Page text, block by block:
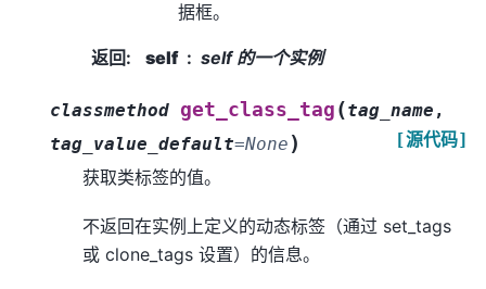
据框。
返回: self self 的一个实例
classmethod get_class_tag (tag_name ,
tag_value_default=None ) [源代码]
获取类标签的值。
不返回在实例上定义的动态标签（通过 set_tags
或 clone_tags 设置）的信息。